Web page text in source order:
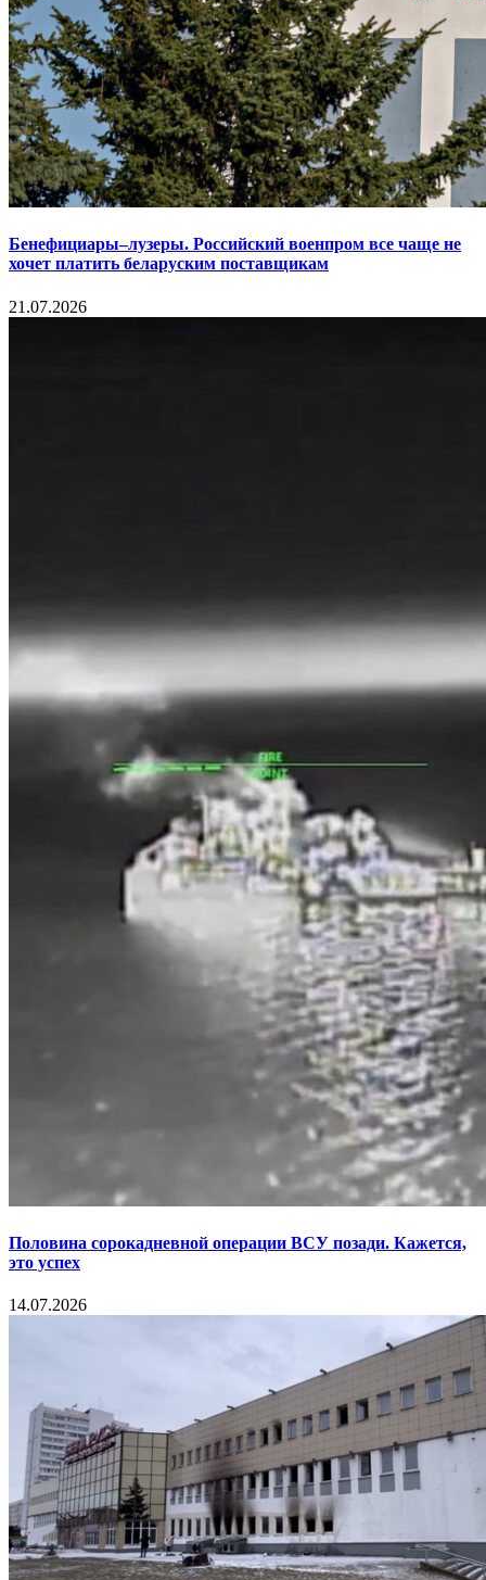
Бенефициары–лузеры. Российский военпром все чаще не
хочет платить беларуским поставщикам
21.07.2026
Половина сорокадневной операции ВСУ позади. Кажется,
это успех
14.07.2026